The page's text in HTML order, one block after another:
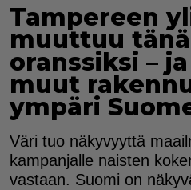
Tampereen
muuttuu
oranssiksi –
muut
ympäri
Väri tuo näkyvyyttä
kampanjalle naisten
vastaan. Suomi on